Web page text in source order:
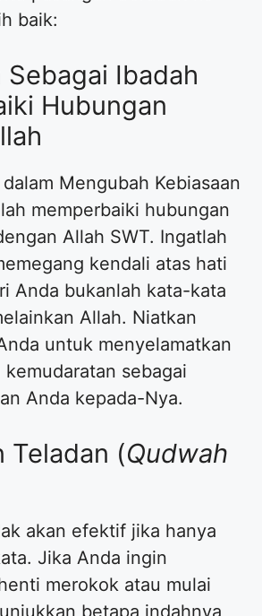
baik:
Sebagai Ibadah
Hubungan
Mengubah Kebiasaan
memperbaiki hubungan
Allah SWT. Ingatlah
kendali atas hati
Anda bukanlah kata-kata
Allah. Niatkan
untuk menyelamatkan
kemudaratan sebagai
Anda kepada-Nya.
Teladan (Qudwah
akan efektif jika hanya
Jika Anda ingin
merokok atau mulai
betapa indahnya